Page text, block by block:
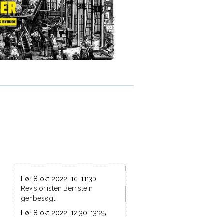
Lør 8 okt 2022, 10-11:30
Revisionisten Bernstein
genbesøgt
Lør 8 okt 2022, 12:30-13:25